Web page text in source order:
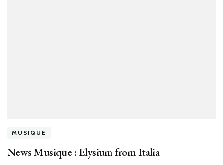
MUSIQUE
News Musique : Elysium from Italia